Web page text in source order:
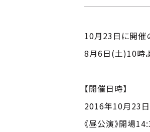
10月23日に開催
8月6日(土)10時
【開催日時】
2016年10月23
《昼公演》開場